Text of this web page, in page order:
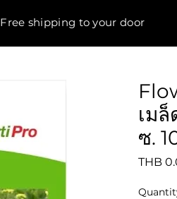
Free shipping to your door
เม
ซ.
THB